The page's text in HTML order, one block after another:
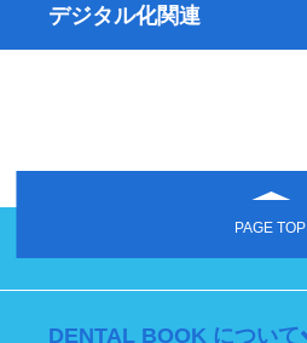
デジタル化関連
PAGE TOP
DENTAL BOOK について